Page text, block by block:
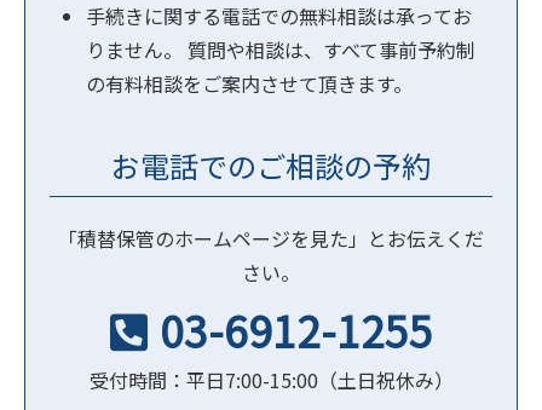
手続きに関する電話での無料相談は承ってお
りません。 質問や相談は、すべて事前予約制
の有料相談をご案内させて頂きます。
お電話でのご相談の予約
「積替保管のホームページを見た」とお伝えくだ
さい。
03-6912-1255
受付時間：平日7:00-15:00（土日祝休み）